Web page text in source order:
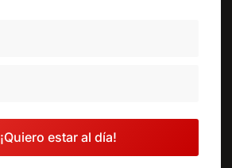
¡Quiero estar al día!